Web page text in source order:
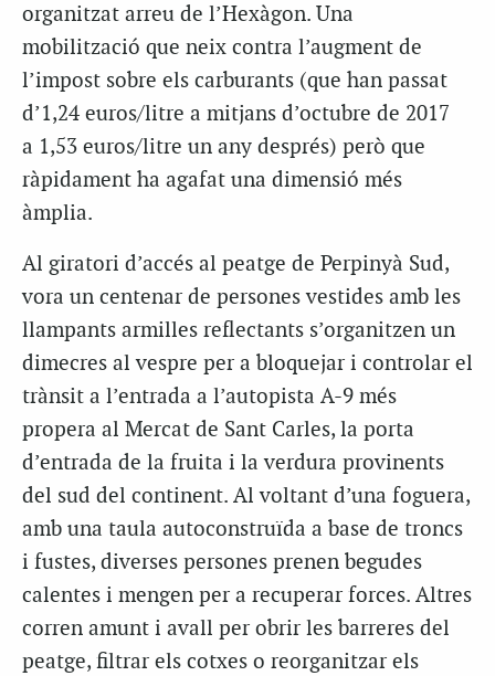
organitzat arreu de l’Hexàgon. Una
mobilització que neix contra l’augment de
l’impost sobre els carburants (que han passat
d’1,24 euros/litre a mitjans d’octubre de 2017
a 1,53 euros/litre un any després) però que
ràpidament ha agafat una dimensió més
àmplia.
Al giratori d’accés al peatge de Perpinyà Sud,
vora un centenar de persones vestides amb les
llampants armilles reflectants s’organitzen un
dimecres al vespre per a bloquejar i controlar el
trànsit a l’entrada a l’autopista A-9 més
propera al Mercat de Sant Carles, la porta
d’entrada de la fruita i la verdura provinents
del sud del continent. Al voltant d’una foguera,
amb una taula autoconstruïda a base de troncs
i fustes, diverses persones prenen begudes
calentes i mengen per a recuperar forces. Altres
corren amunt i avall per obrir les barreres del
peatge, filtrar els cotxes o reorganitzar els